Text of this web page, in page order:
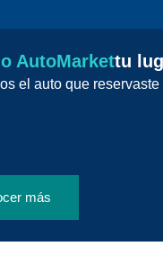
AutoMarkettu
el auto que
más